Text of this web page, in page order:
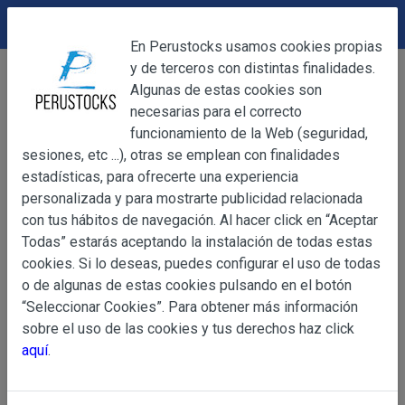
Mi cuenta
Mi cuenta
Entrar en Tu Cuenta
Dirección Email
Contraseña i
¿ Olvidaste la contraseña ?
Recuérdame
OBJETO
Información
Básica
sobre
de Datos
OBJETO
Las presentes Condiciones Generales regulan la
web www.perustocks.es, del que es titular ALBERT
YACARINE (en adelante, PERUSTOCKS).
La adquisición de cualesquiera de los productos
DEVOLUCIONES
En Perustocks usamos cookies propias
y de terceros con distintas finalidades.
Algunas de estas cookies son
necesarias para el correcto
funcionamiento de la Web (seguridad,
sesiones, etc ...), otras se emplean con finalidades
estadísticas, para ofrecerte una experiencia
personalizada y para mostrarte publicidad relacionada
con tus hábitos de navegación. Al hacer click en “Aceptar
Todas” estarás aceptando la instalación de todas estas
cookies. Si lo deseas, puedes configurar el uso de todas
o de algunas de estas cookies pulsando en el botón
“Seleccionar Cookies”. Para obtener más información
sobre el uso de las cookies y tus derechos haz click
aquí.